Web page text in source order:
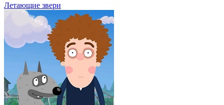
Летающие звери